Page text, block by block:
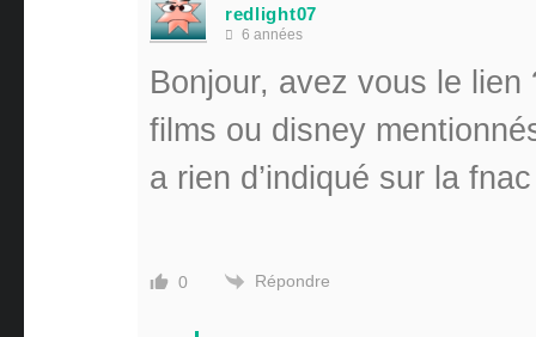
redlight07
6 années
Bonjour, avez vous le
films ou disney
a rien d’indiqué sur la
0 Répondre